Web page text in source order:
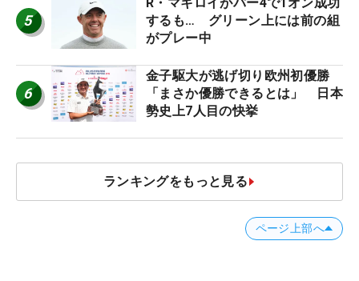
5
するも… グリーン上には前の組
がプレー中
6
金子駆大が逃げ切り欧州初優勝
「まさか優勝できるとは」 日本
勢史上7人目の快挙
ランキングをもっと見る
ページ上部へ